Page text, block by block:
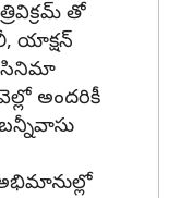
తో
యాక్షన్
సినిమా
అందరికీ